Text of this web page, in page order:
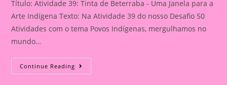
Título: Atividade 39: Tinta de Beterraba - Uma Janela para a
Arte Indígena Texto: Na Atividade 39 do nosso Desafio 50
Atividades com o tema Povos Indígenas, mergulhamos no
mundo…
Continue Reading Atividade
39